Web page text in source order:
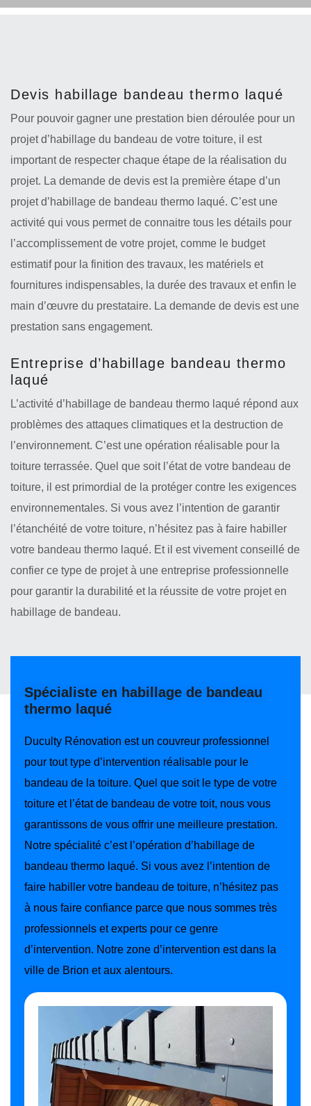
Devis habillage bandeau thermo laqué
Pour pouvoir gagner une prestation bien déroulée pour un
projet d’habillage du bandeau de votre toiture, il est
important de respecter chaque étape de la réalisation du
projet. La demande de devis est la première étape d’un
projet d’habillage de bandeau thermo laqué. C’est une
activité qui vous permet de connaitre tous les détails pour
l’accomplissement de votre projet, comme le budget
estimatif pour la finition des travaux, les matériels et
fournitures indispensables, la durée des travaux et enfin le
main d’œuvre du prestataire. La demande de devis est une
prestation sans engagement.
Entreprise d’habillage bandeau thermo
laqué
L’activité d’habillage de bandeau thermo laqué répond aux
problèmes des attaques climatiques et la destruction de
l’environnement. C’est une opération réalisable pour la
toiture terrassée. Quel que soit l’état de votre bandeau de
toiture, il est primordial de la protéger contre les exigences
environnementales. Si vous avez l’intention de garantir
l’étanchéité de votre toiture, n’hésitez pas à faire habiller
votre bandeau thermo laqué. Et il est vivement conseillé de
confier ce type de projet à une entreprise professionnelle
pour garantir la durabilité et la réussite de votre projet en
habillage de bandeau.
Spécialiste en habillage de bandeau
thermo laqué
Duculty Rénovation est un couvreur professionnel
pour tout type d’intervention réalisable pour le
bandeau de la toiture. Quel que soit le type de votre
toiture et l’état de bandeau de votre toit, nous vous
garantissons de vous offrir une meilleure prestation.
Notre spécialité c’est l’opération d’habillage de
bandeau thermo laqué. Si vous avez l’intention de
faire habiller votre bandeau de toiture, n’hésitez pas
à nous faire confiance parce que nous sommes très
professionnels et experts pour ce genre
d’intervention. Notre zone d’intervention est dans la
ville de Brion et aux alentours.